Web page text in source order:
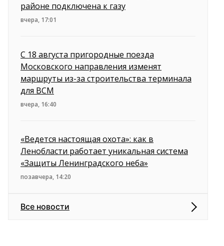
районе подключена к газу
вчера, 17:01
С 18 августа пригородные поезда
Московского направления изменят
маршруты из-за строительства терминала
для ВСМ
вчера, 16:40
«Ведется настоящая охота»: как в
Ленобласти работает уникальная система
«Защиты Ленинградского неба»
позавчера, 14:20
Все новости